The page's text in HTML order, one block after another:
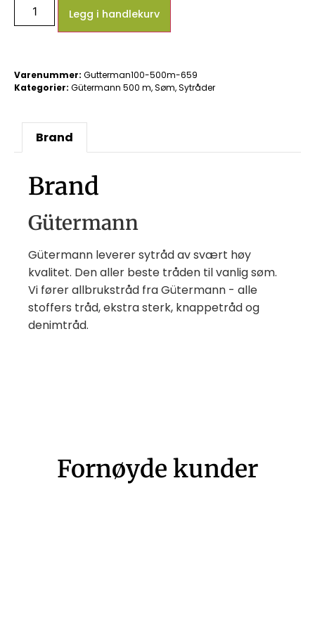
Legg i handlekurv
Varenummer: Gutterman100-500m-659
Kategorier: Gütermann 500 m,Søm,Sytråder
Brand
Brand
Gütermann
Gütermann leverer sytråd av svært høy
kvalitet. Den aller beste tråden til vanlig søm.
Vi fører allbrukstråd fra Gütermann - alle
stoffers tråd, ekstra sterk, knappetråd og
denimtråd.
Fornøyde kunder